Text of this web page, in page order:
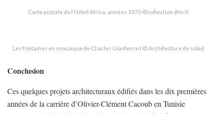
Carte postale de l’Hôtel Africa, années 1970 ©collection-jfm.fr
Les fontaines en mosaïque de Charles Gianferrari © Architecture de soleil
Conclusion
Ces quelques projets architecturaux édifiés dans les dix premières
années de la carrière d’Olivier-Clément Cacoub en Tunisie